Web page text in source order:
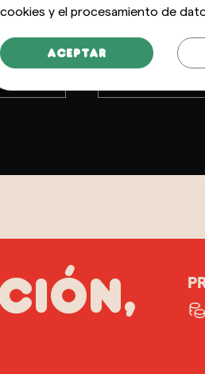
con barro de
mano, tal y
cookies y el procesamiento de
Aceptar